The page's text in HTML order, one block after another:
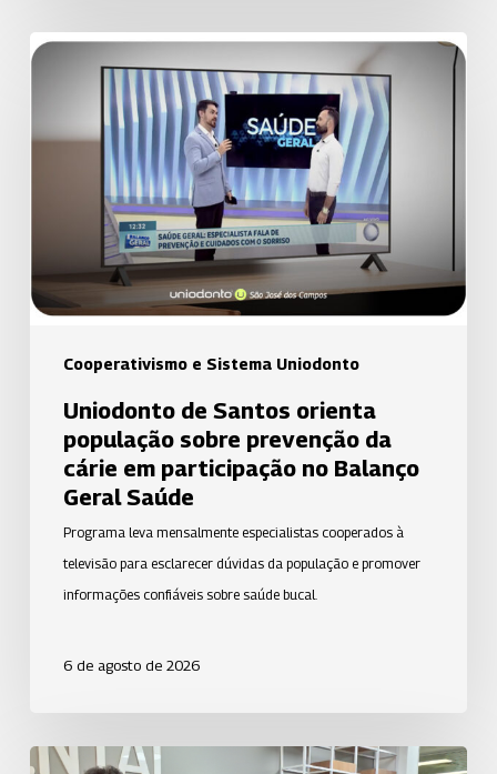
Cooperativismo e Sistema Uniodonto
Uniodonto
orienta
população
prevenção
cárie
participação
Balanço
Geral
Saúde
Uniodonto de Santos orienta
população sobre prevenção da
cárie em participação no Balanço
Geral Saúde
Programa leva mensalmente especialistas cooperados à
televisão para esclarecer dúvidas da população e promover
informações confiáveis sobre saúde bucal.
6 de agosto de 2026
Uniodonto